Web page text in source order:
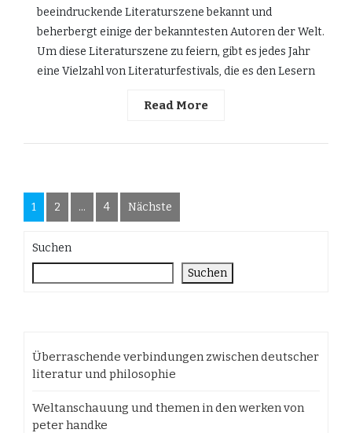
beeindruckende Literaturszene bekannt und
beherbergt einige der bekanntesten Autoren der Welt.
Um diese Literaturszene zu feiern, gibt es jedes Jahr
eine Vielzahl von Literaturfestivals, die es den Lesern
Read More
Seitennummerierung
der
Beiträge
1 2 … 4 Nächste
Suchen
Suchen
Überraschende verbindungen zwischen deutscher
literatur und philosophie
Weltanschauung und themen in den werken von
peter handke